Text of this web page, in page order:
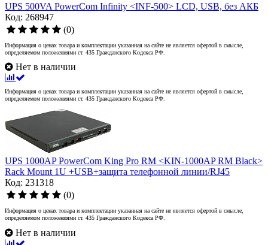
UPS 500VA PowerCom Infinity <INF-500> LCD, USB, без АКБ
Код: 268947
(0)
Информация о ценах товара и комплектации указанная на сайте не является офертой в смысле,
определяемом положениями ст. 435 Гражданского Кодекса РФ.
Нет в наличии
Информация о ценах товара и комплектации указанная на сайте не является офертой в смысле,
определяемом положениями ст. 435 Гражданского Кодекса РФ.
UPS 1000AP PowerCom King Pro RM <KIN-1000AP RM Black>
Rack Mount 1U +USB+защита телефонной линии/RJ45
Код: 231318
(0)
Информация о ценах товара и комплектации указанная на сайте не является офертой в смысле,
определяемом положениями ст. 435 Гражданского Кодекса РФ.
Нет в наличии